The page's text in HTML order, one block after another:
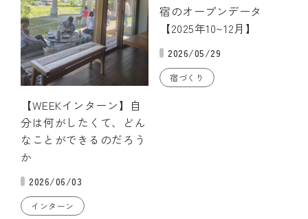
【WEEKインターン】自
分は何がしたくて、どん
なことができるのだろう
か
2026/06/03
インターン
宿のオープンデータ
【2025年10~12月】
2026/05/29
宿づくり